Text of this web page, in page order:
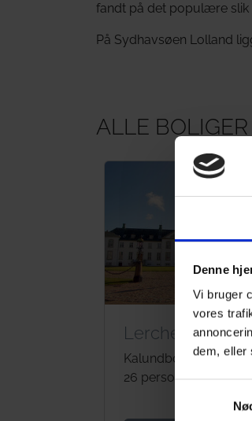
Denne
Vi bruger
vores
dem, eller
fandt på det populære slik
På Sydhavsøen Lolland
ALLE
Lerchenborg
Kalundborg
26 personer